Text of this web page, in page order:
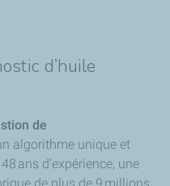
d’huile
de
algorithme unique et
ans d’expérience, une